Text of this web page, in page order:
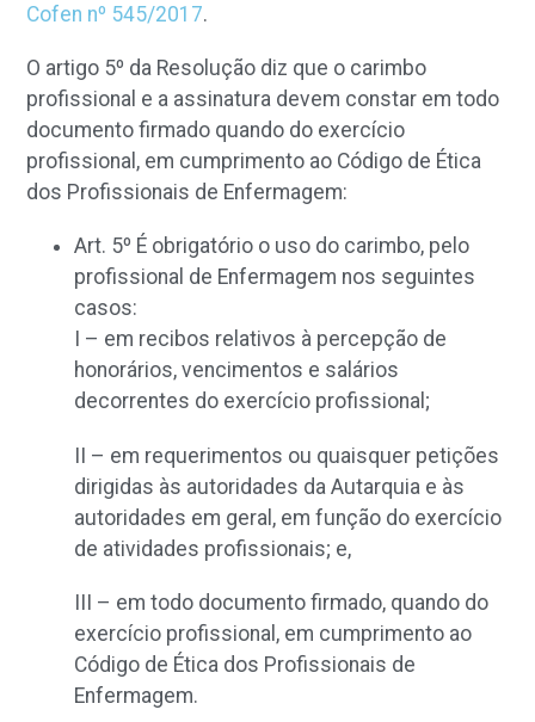
Cofen nº 545/2017.
O artigo 5º da Resolução diz que o carimbo
profissional e a assinatura devem constar em todo
documento firmado quando do exercício
profissional, em cumprimento ao Código de Ética
dos Profissionais de Enfermagem:
Art. 5º É obrigatório o uso do carimbo, pelo
profissional de Enfermagem nos seguintes
casos:
I – em recibos relativos à percepção de
honorários, vencimentos e salários
decorrentes do exercício profissional;
II – em requerimentos ou quaisquer petições
dirigidas às autoridades da Autarquia e às
autoridades em geral, em função do exercício
de atividades profissionais; e,
III – em todo documento firmado, quando do
exercício profissional, em cumprimento ao
Código de Ética dos Profissionais de
Enfermagem.